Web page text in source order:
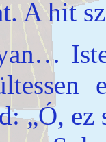
A hit
„Ó, ez